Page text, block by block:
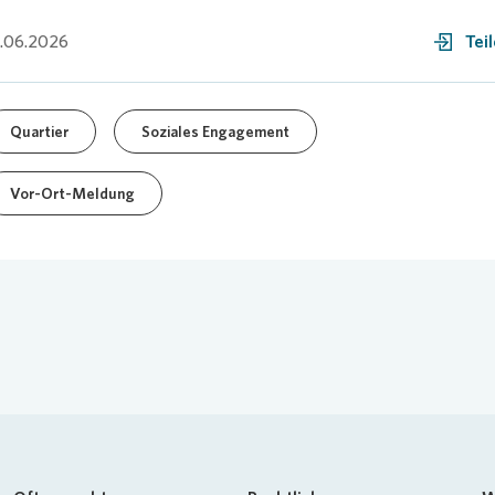
Quartier Soziales Engagement
Vor-Ort-Meldung